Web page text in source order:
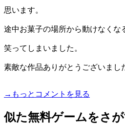
思います。
途中お菓子の場所から動けなくな
笑ってしまいました。
素敵な作品ありがとうございまし
→もっとコメントを見る
似た無料ゲームをさが